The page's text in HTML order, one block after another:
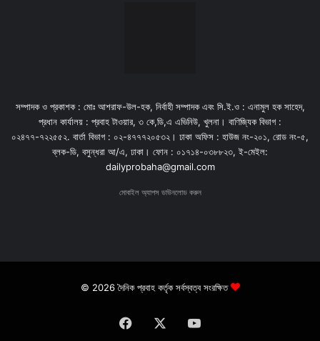
সম্পাদক ও প্রকাশক : মোঃ আশরাফ-উল-হক, নির্বাহী সম্পাদক এবং সি.ই.ও : এনামুল হক সাহেদ,
প্রধান কার্যালয় : প্রবাহ টাওয়ার, ৩ কে,ডি,এ এভিনিউ, খুলনা। বাণিজ্যিক বিভাগ :
০২৪৭৭-৭২২৫৫২. বার্তা বিভাগ : ০২-৪৭৭৭২০৫৩২। ঢাকা অফিস : হাউজ নং-২০১, রোড নং-৫,
ব্লক-ডি, বসুন্ধরা আ/এ, ঢাকা। ফোন : ০১৭১৪-০৩৮৮২৩, ই-মেইল:
dailyprobaha@gmail.com
মোবাইল অ্যাপস ডাউনলোড করুন
© 2026 দৈনিক প্রবাহ কর্তৃক সর্বস্বত্ব সংরক্ষিত
Facebook